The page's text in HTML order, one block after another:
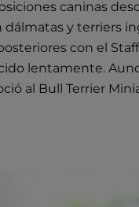
caninas
y terriers
con el
lentamente.
al Bull Terrier